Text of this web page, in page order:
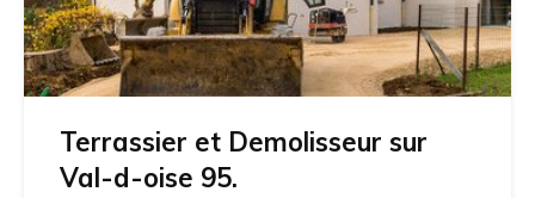
Terrassier et Demolisseur sur
Val-d-oise 95.